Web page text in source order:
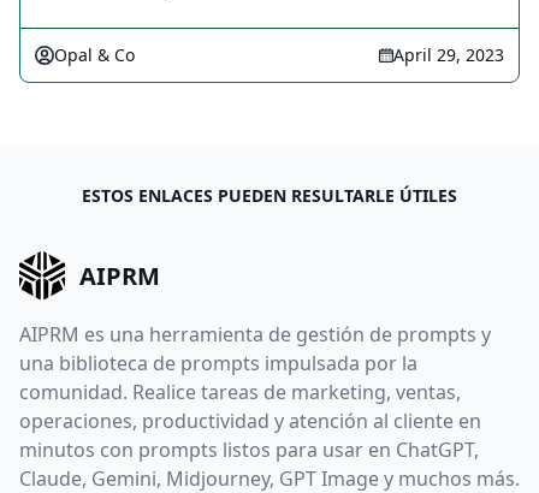
Opal & Co April 29, 2023
ESTOS ENLACES PUEDEN RESULTARLE ÚTILES
AIPRM
AIPRM es una herramienta de gestión de prompts y
una biblioteca de prompts impulsada por la
comunidad. Realice tareas de marketing, ventas,
operaciones, productividad y atención al cliente en
minutos con prompts listos para usar en ChatGPT,
Claude, Gemini, Midjourney, GPT Image y muchos más.